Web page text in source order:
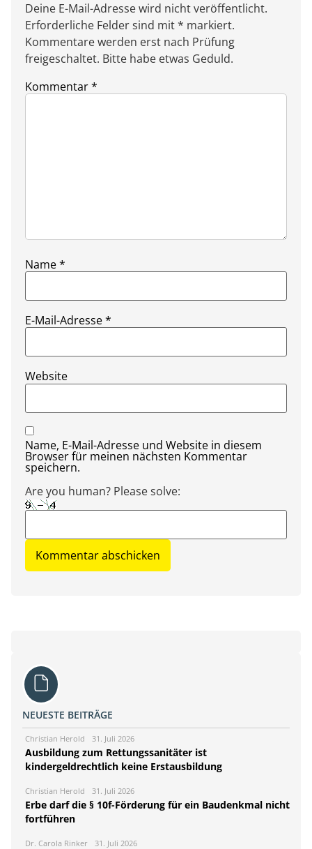
Deine E-Mail-Adresse wird nicht veröffentlicht.
Erforderliche Felder sind mit * markiert.
Kommentare werden erst nach Prüfung
freigeschaltet. Bitte habe etwas Geduld.
Kommentar*
Name*
E-Mail-Adresse*
Website
Name, E-Mail-Adresse und Website in diesem
Browser für meinen nächsten Kommentar
speichern.
Are you human? Please solve:
NEUESTE BEITRÄGE
Christian Herold 31. Juli 2026
Ausbildung zum Rettungssanitäter ist
kindergeldrechtlich keine Erstausbildung
Christian Herold 31. Juli 2026
Erbe darf die § 10f-Förderung für ein Baudenkmal nicht
fortführen
Dr. Carola Rinker 31. Juli 2026